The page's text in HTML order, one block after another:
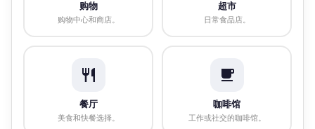
购物
购物中心和商店。
超市
日常食品店。
餐厅
美食和快餐选择。
咖啡馆
工作或社交的咖啡馆。